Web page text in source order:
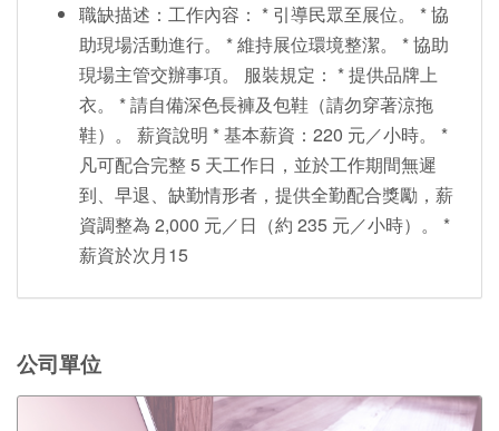
職缺描述：工作內容： * 引導民眾至展位。 * 協
助現場活動進行。 * 維持展位環境整潔。 * 協助
現場主管交辦事項。 服裝規定： * 提供品牌上
衣。 * 請自備深色長褲及包鞋（請勿穿著涼拖
鞋）。 薪資說明 * 基本薪資：220 元／小時。 *
凡可配合完整 5 天工作日，並於工作期間無遲
到、早退、缺勤情形者，提供全勤配合獎勵，薪
資調整為 2,000 元／日（約 235 元／小時）。 *
薪資於次月15
公司單位